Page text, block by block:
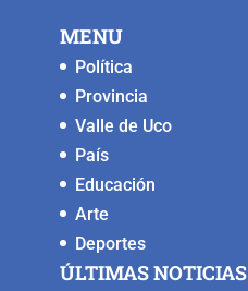
o
k
MENU
Política
Provincia
Valle de Uco
País
Educación
Arte
Deportes
ÚLTIMAS NOTICIAS